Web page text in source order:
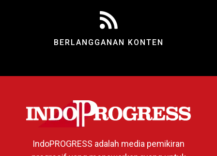
BERLANGGANAN KONTEN
IndoPROGRESS adalah media pemikiran